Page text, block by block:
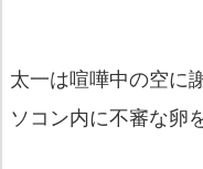
太一は喧嘩中の空に
ソコン内に不審な卵